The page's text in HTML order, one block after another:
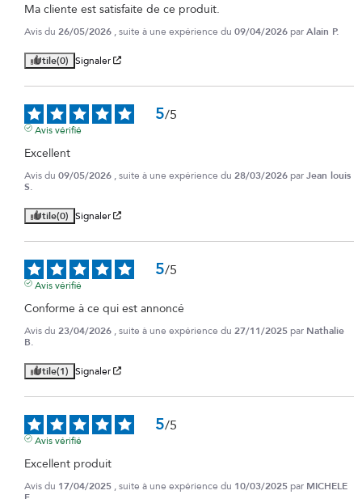
Ma cliente est satisfaite de ce produit.
Avis du 26/05/2026 , suite à une expérience du 09/04/2026 parAlain P.
Utile(0) Signaler
5/5
Avis vérifié
Excellent
Avis du 09/05/2026 , suite à une expérience du 28/03/2026 parJean louis
S.
Utile(0) Signaler
5/5
Avis vérifié
Conforme à ce qui est annoncé
Avis du 23/04/2026 , suite à une expérience du 27/11/2025 par Nathalie
B.
Utile(1) Signaler
5/5
Avis vérifié
Excellent produit
Avis du 17/04/2025 , suite à une expérience du 10/03/2025 par MICHELE